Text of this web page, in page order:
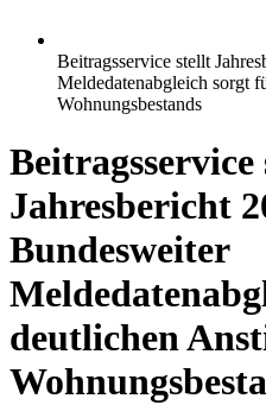
Beitragsservice stellt
Meldedatenabgleich sorgt
Wohnungsbestands
Jahresbericht
Bundesweiter
deutlichen